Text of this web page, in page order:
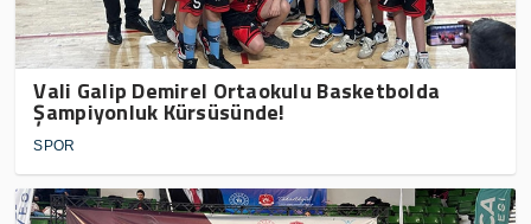
Vali Galip Demirel Ortaokulu Basketbolda
Şampiyonluk Kürsüsünde!
SPOR